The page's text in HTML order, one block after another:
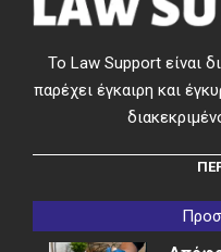
Το Law Support είναι
παρέχει έγκαιρη και